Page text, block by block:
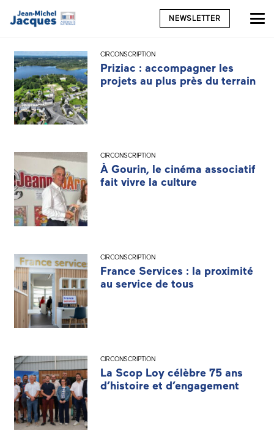
NEWSLETTER
CIRCONSCRIPTION
Priziac : accompagner les
projets au plus près du terrain
CIRCONSCRIPTION
À Gourin, le cinéma associatif
fait vivre la culture
CIRCONSCRIPTION
France Services : la proximité
au service de tous
CIRCONSCRIPTION
La Scop Loy célèbre 75 ans
d’histoire et d’engagement